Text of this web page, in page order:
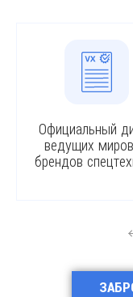
Официальный
ведущих
брендов